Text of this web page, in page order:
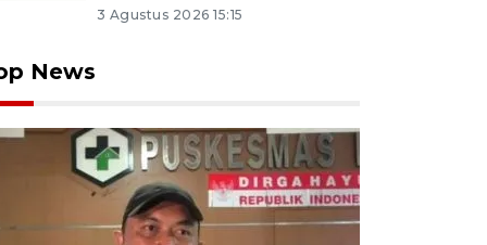
3 Agustus 2026 15:15
News